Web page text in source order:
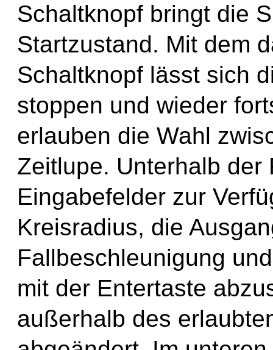
Schaltknopf bringt die
Startzustand. Mit dem
Schaltknopf lässt sich
stoppen und wieder
erlauben die Wahl
Zeitlupe. Unterhalb
Eingabefelder zur
Kreisradius, die
Fallbeschleunigung
mit der Entertaste
außerhalb des